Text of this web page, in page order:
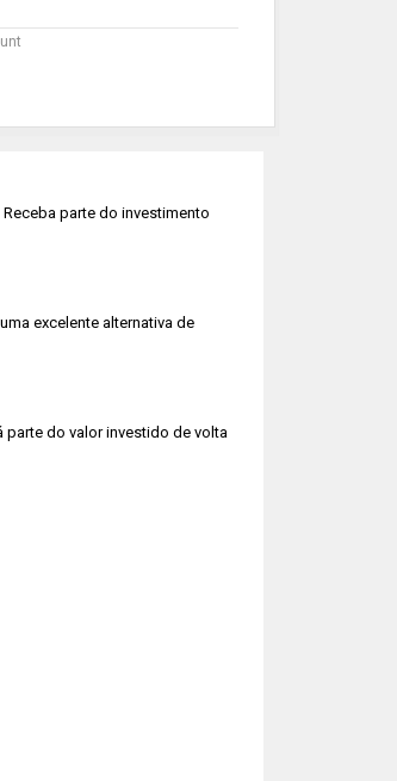
parte do investimento
excelente alternativa de
parte do valor investido de volta